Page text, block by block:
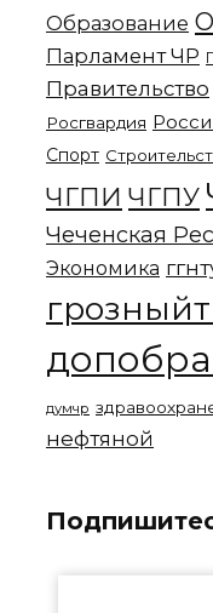
Образование
Парламент ЧР
Правительство
Росгвардия
Спорт
ЧГПИ ЧГПУ
Чеченская
Экономика
думчр
нефтяной